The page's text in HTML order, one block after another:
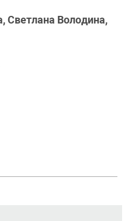
Светлана Володина,